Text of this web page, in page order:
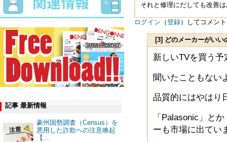
記事 最新情報
豪州国勢調査（Census）を
悪用した詐欺への注意喚起
【...
それと修理にだしても改善
ログイン （登録）してコメン
[3] どのメーカーがいい
新しいTVを買う
聞いたこともない
品質的にはやはり
「Palasonic」と
ーも市場に出てい